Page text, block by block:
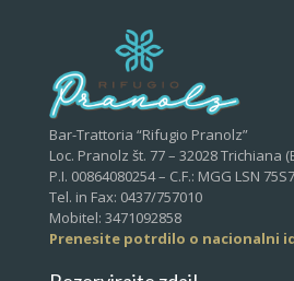
Bar-Trattoria “Rifugio Pranolz”
Loc. Pranolz št. 77 – 32028 Trichiana
P.I. 00864080254 – C.F.: MGG LSN
Tel. in Fax: 0437/757010
Mobitel: 3471092858
Prenesite potrdilo o nacionalni